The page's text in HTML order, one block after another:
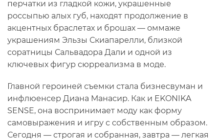
перчатки из гладкой кожи, украшенные
россыпью алых губ, находят продолжение в
акцентных браслетах и брошах — оммаже
украшениям Эльзы Скиапарелли, близкой
соратницы Сальвадора Дали и одной из
ключевых фигур сюрреализма в моде.
Главной героиней съемки стала бизнесвуман и
инфлюенсер Диана Манасир. Как и EKONIKA
SENSE, она воспринимает моду как форму
самовыражения и игру с собственным образом.
Сегодня — строгая и собранная, завтра — легкая